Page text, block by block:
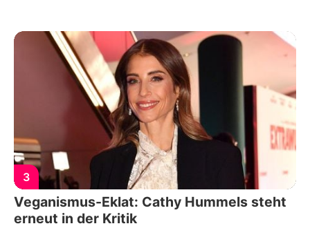
3
Veganismus-Eklat: Cathy Hummels steht
erneut in der Kritik